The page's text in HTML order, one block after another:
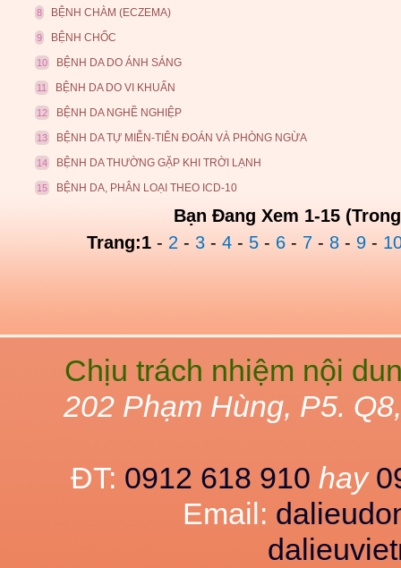
8 BỆNH CHÀM (ECZEMA)
9 BỆNH CHỐC
10 BỆNH DA DO ÁNH SÁNG
11 BỆNH DA DO VI KHUẨN
12 BỆNH DA NGHỀ NGHIỆP
13 BỆNH DA TỰ MIỄN-TIÊN ĐOÁN VÀ PHÒNG NGỪA
14 BỆNH DA THƯỜNG GẶP KHI TRỜI LẠNH
15 BỆNH DA, PHÂN LOẠI THEO ICD-10
Bạn Đang Xem 1-15
Trang:1 - 2 - 3 - 4 - 5 - 6 - 7 - 8 - 9 -
Chịu trách nhiệm nội
202 Phạm Hùng, P5.
ĐT: 0912 618 910 hay
Email: